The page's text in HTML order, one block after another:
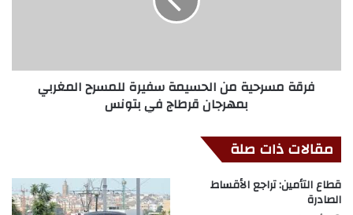
فرقة مسرحية من الحسيمة سفيرة للمسرح المغربي
بمهرجان قرطاج في بتونس
مقالات ذات صلة
قطاع التأمين: تراجع الأقساط
الصادرة